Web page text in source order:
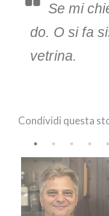
Se mi
do. O si fa
vetrina.
Condividi questa